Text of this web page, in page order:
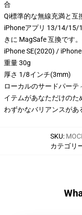
合
Qi標準的な無線充満と互
iPhoneアプリ 13/14/15/
きに MagSafe 互換です
iPhone SE(2020) /
重量 30g
厚さ 1/8インチ(3mm)
ローカルのサードパー
イテムがあなただけの
わずかなバリアンスがあ
SKU:
カテゴリ